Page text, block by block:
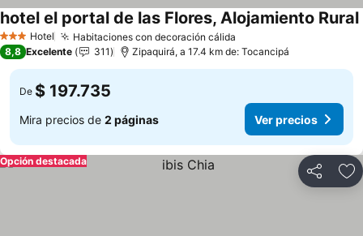
3 Estrellas
Hotel Habitaciones con decoración cálida
hotel el portal de las Flores, Alojamiento Rural
8,8 Excelente 311 Zipaquirá, a 17.4 km de: Tocancipá
De $ 197.735
Mira precios de 2 páginas Ver precios
Compartir
Opción destacada